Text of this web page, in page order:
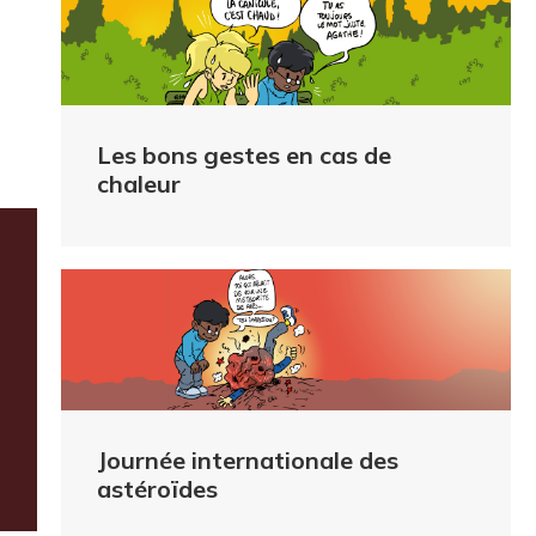
Les bons gestes en cas de
chaleur
Journée internationale des
astéroïdes